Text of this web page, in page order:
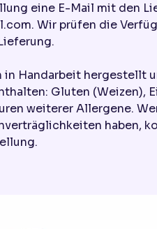
eine E-Mail mit den
Wir prüfen die
in Handarbeit hergestellt
Gluten (Weizen),
weiterer Allergene.
haben,